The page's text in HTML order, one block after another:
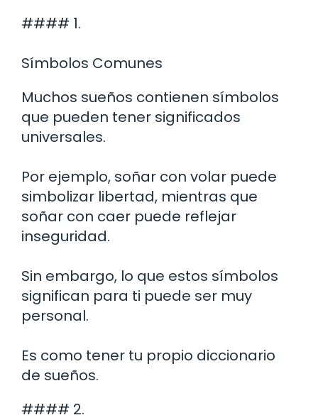
#### 1.
Símbolos Comunes
Muchos sueños contienen símbolos
que pueden tener significados
universales.
Por ejemplo, soñar con volar puede
simbolizar libertad, mientras que
soñar con caer puede reflejar
inseguridad.
Sin embargo, lo que estos símbolos
significan para ti puede ser muy
personal.
Es como tener tu propio diccionario
de sueños.
#### 2.